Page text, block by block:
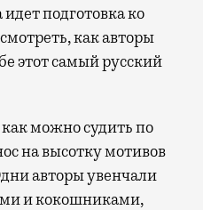
подготовка ко
как авторы
этот самый русский
можно судить по
на высотку мотивов
авторы увенчали
и кокошниками,